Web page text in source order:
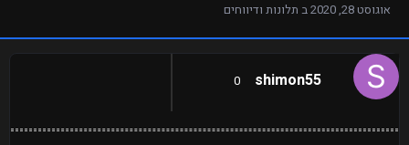
אוגוסט 28, 2020
ב תלונות ודיווחים
shimon55
0